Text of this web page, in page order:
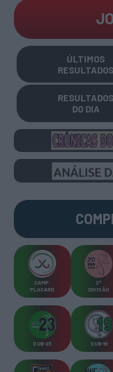
ÚLTIMOS
RESULTADOS
RESULTADOS
DO DIA
CAMP
PLACARD
2ª
DIVISÃO
SUB-23 SUB-19